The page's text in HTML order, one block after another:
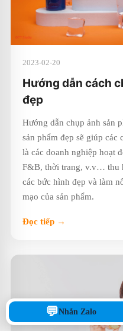
2023-02-20
Hướng dẫn cách
đẹp
Hướng dẫn chụp ảnh sản
sản phẩm đẹp sẽ giúp các
là các doanh nghiệp hoạt
F&B, thời trang, v.v… thu
các bức hình đẹp và làm
mạo của sản phẩm.
Đọc tiếp →
💬Nhắn Zalo